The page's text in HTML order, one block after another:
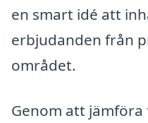
en smart idé att
erbjudanden från
området.
Genom att